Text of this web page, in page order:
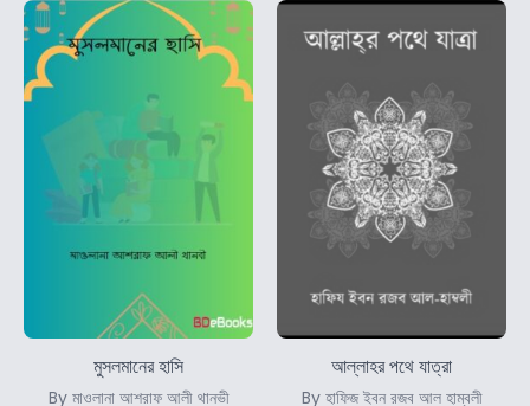
মুসলমানের হাসি
By মাওলানা আশরাফ আলী থানভী
আল্লাহর পথে যাত্রা
By হাফিজ ইবন রজব আল হাম্বলী